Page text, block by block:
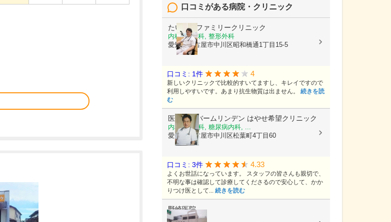
口コミがある病院・クリニック
たいようファミリークリニック
内科, 小児科, 整形外科
愛知県名古屋市中川区昭和橋通1丁目15-5
口コミ: 1件 4
新しいクリニックで比較的すいてますし、キレイですので
利用しやすいです。あまり抗生物質は出ません。 続きを読
む
医療法人バームリンデン はやせ希望クリニック
内科, 小児科, 糖尿病内科, ...
愛知県名古屋市中川区松葉町4丁目60
口コミ: 3件 4.33
よくお世話になっています。 スタッフの皆さんも親切で、
不明な事は確認して診療してくださるので安心して、かか
りつけ医として... 続きを読む
野崎医院
内科, 小児科